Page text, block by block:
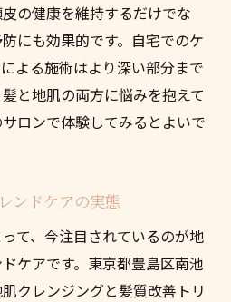
の健康を維持するだけでな
にも効果的です。自宅でのケ
よる施術はより深い部分まで
と地肌の両方に悩みを抱えて
ロンで体験してみるとよいで
ンドケアの実態
て、今注目されているのが地
ケアです。東京都豊島区南池
クレンジングと髪質改善トリ